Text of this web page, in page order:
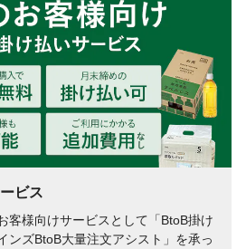
ビス
客様向けサービスとして「BtoB掛け
ンズBtoB大量注文アシスト」を承っ